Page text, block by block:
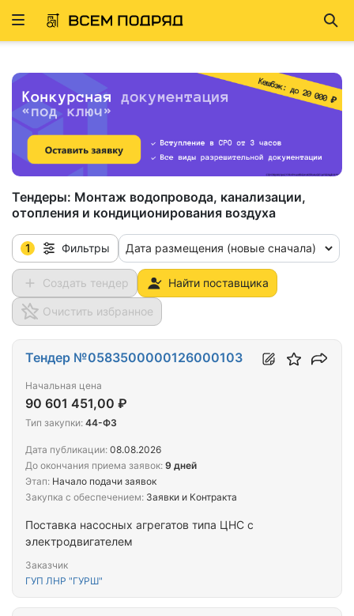
Развернуть
Тендеры: Монтаж водопровода, канализации,
отопления и кондиционирования воздуха
1 Фильтры Дата размещения (новые сначала)
Создать тендер Найти поставщика
Очистить избранное
Поставка насосных агрегатов типа ЦНС с
электродвигателем
Заказчик
ГУП ЛНР "ГУРШ"
Тендер №0583500000126000103
Начальная цена
90 601 451,00 ₽
Тип закупки: 44-ФЗ
Дата публикации: 08.08.2026
До окончания приема заявок: 9 дней
Этап: Начало подачи заявок
Закупка с обеспечением: Заявки и Контракта